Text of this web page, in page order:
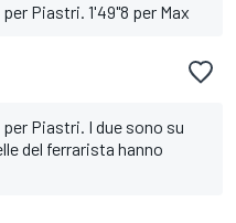
Piastri. 1'49"8 per Max
per Piastri. I due sono su
del ferrarista hanno